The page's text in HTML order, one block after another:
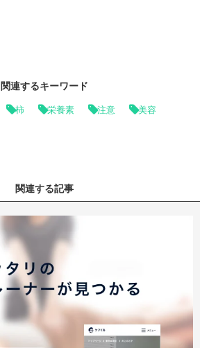
関連するキーワード
柿 栄養素 注意 美容
関連する記事